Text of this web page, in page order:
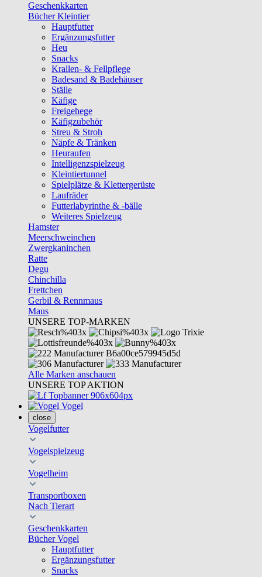
Geschenkkarten
Bücher Kleintier
Hauptfutter
Ergänzungsfutter
Heu
Snacks
Krallen- & Fellpflege
Badesand & Badehäuser
Ställe
Käfige
Freigehege
Käfigzubehör
Streu & Stroh
Näpfe & Tränken
Heuraufen
Intelligenzspielzeug
Kleintiertunnel
Spielplätze & Klettergerüste
Laufräder
Futterlabyrinthe & -bälle
Weiteres Spielzeug
Hamster
Meerschweinchen
Zwergkaninchen
Ratte
Degu
Chinchilla
Frettchen
Gerbil & Rennmaus
Maus
UNSERE TOP-MARKEN
Alle Marken anschauen
UNSERE TOP AKTION
Vogel
close
Vogelfutter
Vogelspielzeug
Vogelheim
Transportboxen
Nach Tierart
Geschenkkarten
Bücher Vogel
Hauptfutter
Ergänzungsfutter
Snacks